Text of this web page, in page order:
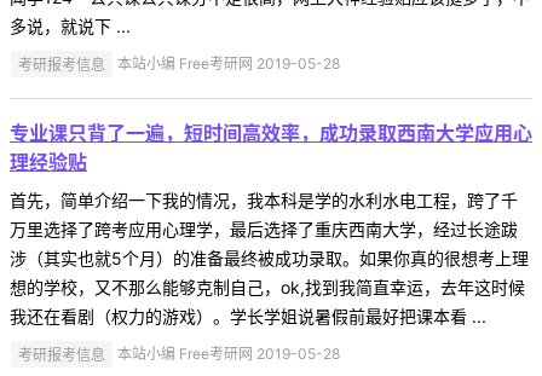
多说，就说下 ...
考研报考信息 本站小编 Free考研网 2019-05-28
专业课只背了一遍，短时间高效率，成功录取西南大学应用心
理经验贴
首先，简单介绍一下我的情况，我本科是学的水利水电工程，跨了千
万里选择了跨考应用心理学，最后选择了重庆西南大学，经过长途跋
涉（其实也就5个月）的准备最终被成功录取。如果你真的很想考上理
想的学校，又不那么能够克制自己，ok,找到我简直幸运，去年这时候
我还在看剧（权力的游戏）。学长学姐说暑假前最好把课本看 ...
考研报考信息 本站小编 Free考研网 2019-05-28